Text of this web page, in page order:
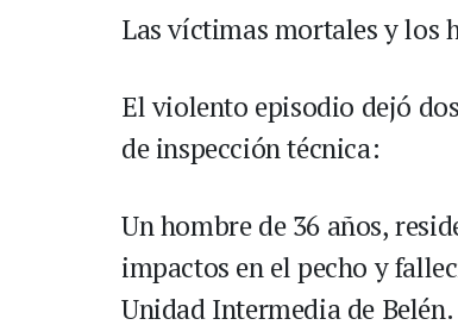
Las víctimas mortales y los
El violento episodio dejó
de inspección técnica:
Un hombre de 36 años,
impactos en el pecho y
Unidad Intermedia de Belén.